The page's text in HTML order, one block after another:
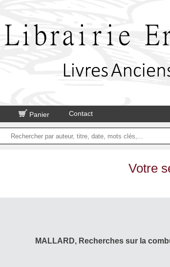
Panier Contact
Votre
MALLARD, Recherches sur la